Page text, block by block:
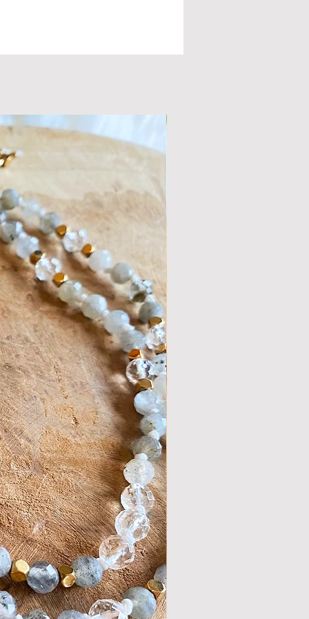
leren accepteren zoals ze zijn en
horizon. Chalcedoonkwarts helpt bij
van pijn en verdriet en werkt super
een Mookaiet of een andere aardende
helpen om wat deze steen doet te
in je systeem te verankeren, zodat je in
leven rust kunt blijven voelen.
het stuk van de foto.